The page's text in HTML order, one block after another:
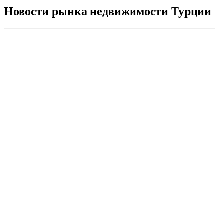
Новости рынка недвижимости Турции